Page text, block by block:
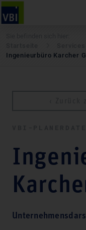
Ingenieurbüro Karcher